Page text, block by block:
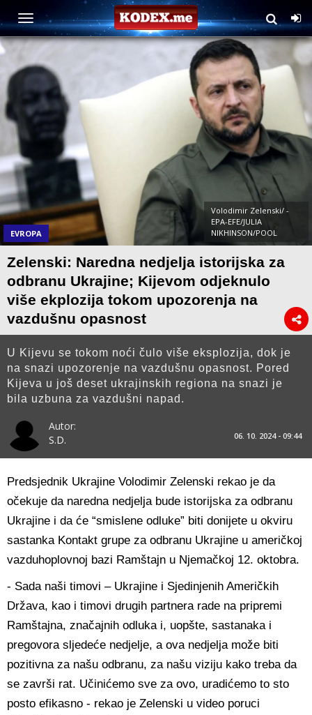
EVROPA
Volodimir Zelenski/ -
EPA-EFE/JULIA
NIKHINSON/POOL
Zelenski: Naredna nedjelja istorijska za
odbranu Ukrajine; Kijevom odjeknulo
više ekplozija tokom upozorenja na
vazdušnu opasnost
U Kijevu se tokom noći čulo više eksplozija, dok je
na snazi upozorenje na vazdušnu opasnost. Pored
Kijeva u još deset ukrajinskih regiona na snazi je
bila uzbuna za vazdušni napad.
Autor:
S.D.
06. 10. 2024 - 09:44
Predsjednik Ukrajine Volodimir Zelenski rekao je da
očekuje da naredna nedjelja bude istorijska za odbranu
Ukrajine i da će “smislene odluke” biti donijete u okviru
sastanka Kontakt grupe za odbranu Ukrajine u američkoj
vazduhoplovnoj bazi Ramštajn u Njemačkoj 12. oktobra.
- Sada naši timovi – Ukrajine i Sjedinjenih Američkih
Država, kao i timovi drugih partnera rade na pripremi
Ramštajna, značajnih odluka i, uopšte, sastanaka i
pregovora sljedeće nedjelje, a ova nedjelja može biti
pozitivna za našu odbranu, za našu viziju kako treba da
se završi rat. Učinićemo sve za ovo, uradićemo to sto
posto efikasno - rekao je Zelenski u video poruci